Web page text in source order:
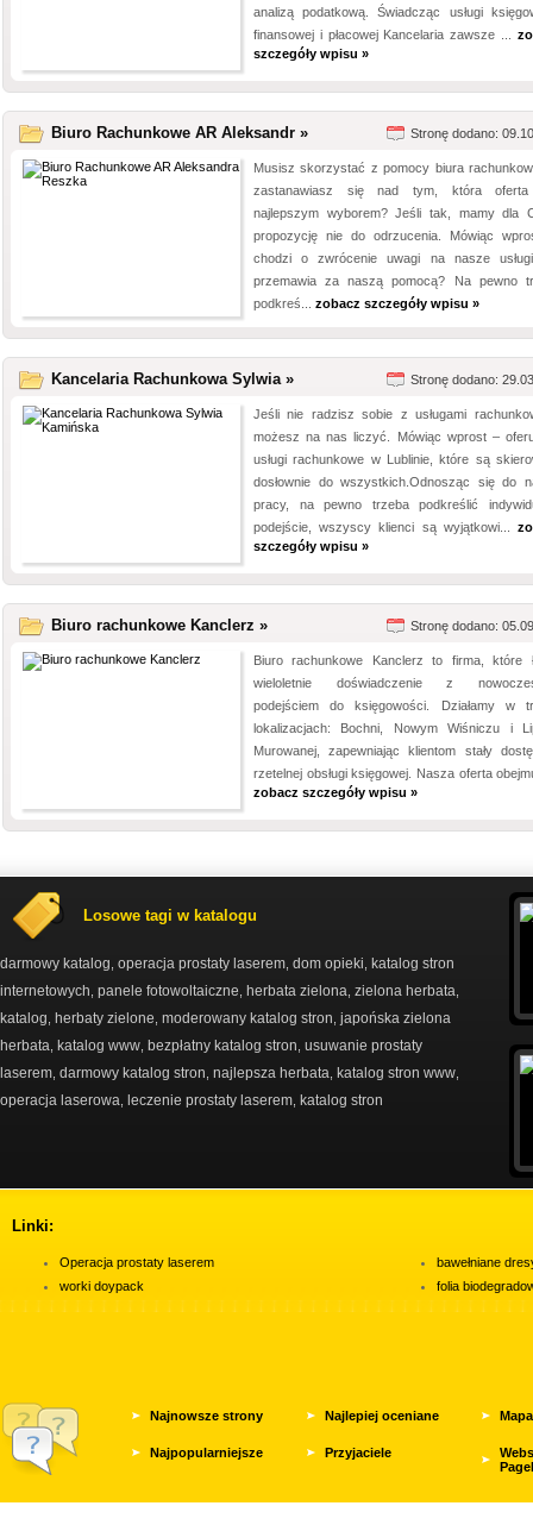
analizą podatkową. Świadcząc usługi
finansowej i płacowej Kancelaria zawsze ...
szczegóły wpisu »
Biuro Rachunkowe AR Aleksandr » Stronę dodano:
Musisz skorzystać z pomocy biura
zastanawiasz się nad tym, która
najlepszym wyborem? Jeśli tak, mamy dla
propozycję nie do odrzucenia. Mówiąc
chodzi o zwrócenie uwagi na nasze
przemawia za naszą pomocą? Na pewno
podkreś... zobacz szczegóły wpisu »
Kancelaria Rachunkowa Sylwia » Stronę dodano:
Jeśli nie radzisz sobie z usługami
możesz na nas liczyć. Mówiąc wprost –
usługi rachunkowe w Lublinie, które są
dosłownie do wszystkich.Odnosząc się do
pracy, na pewno trzeba podkreślić
podejście, wszyscy klienci są wyjątkowi...
szczegóły wpisu »
Biuro rachunkowe Kanclerz » Stronę dodano:
Biuro rachunkowe Kanclerz to firma, które
wieloletnie doświadczenie z
podejściem do księgowości. Działamy w
lokalizacjach: Bochni, Nowym Wiśniczu i
Murowanej, zapewniając klientom stały
rzetelnej obsługi księgowej. Nasza oferta
zobacz szczegóły wpisu »
Losowe tagi w katalogu
darmowy katalog operacja prostaty laserem dom opieki
katalog stron
internetowych panele fotowoltaiczne herbata zielona zielona herbata
katalog herbaty zielone moderowany katalog stron japońska zielona
herbata katalog www bezpłatny katalog stron usuwanie prostaty
laserem darmowy katalog stron najlepsza herbata katalog stron www
operacja laserowa leczenie prostaty laserem katalog stron
Linki:
Operacja prostaty laserem
worki doypack
bawełniane
folia
Najnowsze strony Najlepiej oceniane
Najpopularniejsze Przyjaciele